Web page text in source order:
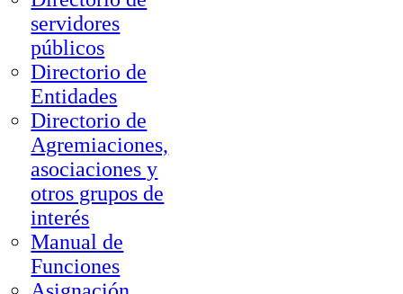
servidores
públicos
Directorio de
Entidades
Directorio de
Agremiaciones,
asociaciones y
otros grupos de
interés
Manual de
Funciones